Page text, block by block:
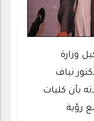
وزارة
نياف
بأن كليات
رؤية